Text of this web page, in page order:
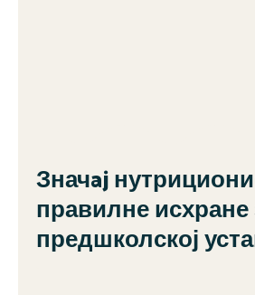
Значaj
правилне исхране
предшколској